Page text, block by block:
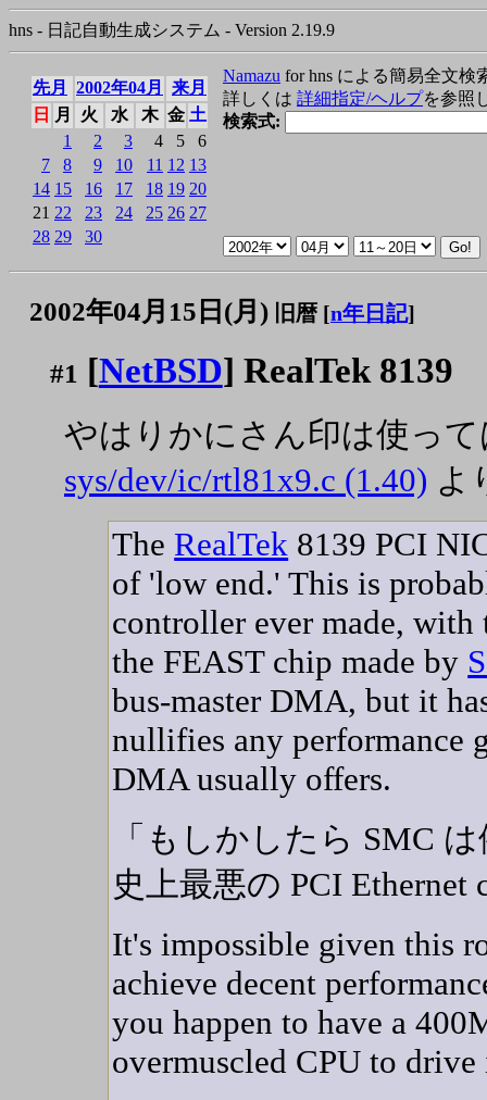
hns - 日記自動生成システム - Version 2.19.9
先月 2002年04月
来月
日
月 火 水 木 金 土
1
2 3 4 5
6
7
8 9 10 11 12 13
14 15 16 17 18 19 20
21 22 23 24 25 26 27
28 29 30
Namazu for hns による簡易全文検
詳しくは 詳細指定/ヘルプを参照
検索式:
2002年04月15日(月) 旧暦 [n年日記]
#1 [NetBSD] RealTek 8139
やはりかにさん印は使っ
sys/dev/ic/rtl81x9.c (1.40) よ
The RealTek 8139 PCI
of 'low end.' This is
controller ever made,
the FEAST chip made by
bus-master DMA, but it
nullifies any performance
DMA usually offers.
「もしかしたら SMC
史上最悪の PCI Ethernet
It's impossible given this
achieve decent
you happen to have a
overmuscled CPU to